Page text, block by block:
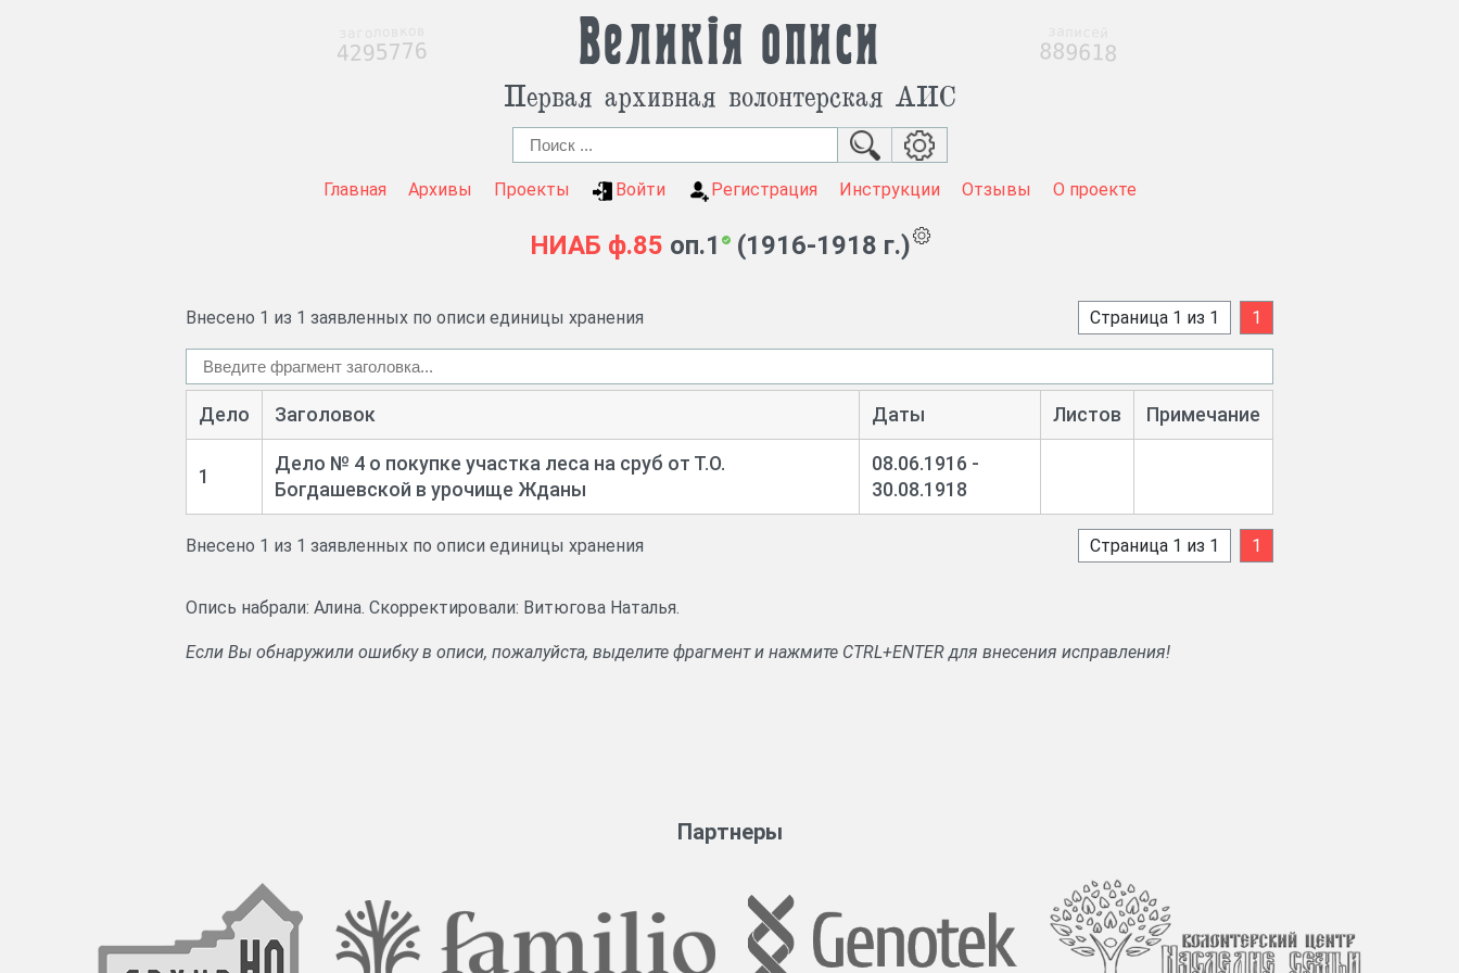
Великія описи
Первая архивная волонтерская АИС
Главная Архивы Проекты Войти Регистрация Инструкции Отзывы О проекте
НИАБ ф.85 оп.1 (1916-1918 г.)
Внесено 1 из 1 заявленных по описи единицы хранения Страница 1 из 1 1
Дело Заголовок Даты Листов Примечание
1
Дело № 4 о покупке участка леса на сруб от Т.О.
Богдашевской в урочище Жданы
08.06.1916 -
30.08.1918
Внесено 1 из 1 заявленных по описи единицы хранения Страница 1 из 1 1
Опись набрали: Алина. Скорректировали: Витюгова Наталья.
Если Вы обнаружили ошибку в описи, пожалуйста, выделите фрагмент и нажмите CTRL+ENTER для внесения исправления!
Партнеры
4295776 889618